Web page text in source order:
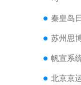
秦皇岛
苏州思
帆宣系
北京京